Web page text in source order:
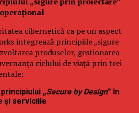
cibernetică ca pe un aspect
integrează principiile „sigure
produselor, gestionarea
ciclului de viață prin trei
„Secure by Design” în
și serviciile